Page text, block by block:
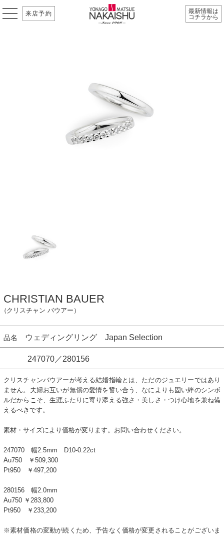
来店予約
最新情報は
コチラから
CHRISTIAN BAUER
（クリスチャン バウアー）
品名 ウェディングリング Japan Selection
247070／280156
クリスチャンバウアーが考える結婚指輪とは、ただのジュエリーではあり
ません。夫婦お互いが無償の愛情を誓い合う、なによりも固い絆のシンボ
ルだからこそ、生涯ふたりに寄り添える強さ・美しさ・つけ心地を兼ね備
えるべきです。
素材・サイズにより価格が変ります。お問い合わせください。
247070 幅2.5mm D10-0.22ct
Au750 ￥509,300
Pt950 ￥497,200
280156 幅2.0mm
Au750 ￥283,800
Pt950 ￥233,200
※素材価格の変動が続くため、予告なく価格が変更されることがございま